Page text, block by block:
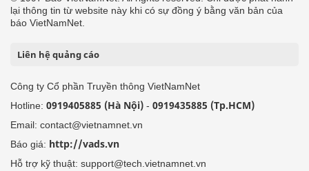
lại thông tin từ website này khi có sự đồng ý bằng văn bản của
báo VietNamNet.
Liên hệ quảng cáo
Công ty Cổ phần Truyền thông VietNamNet
Hotline: 0919405885 (Hà Nội) - 0919435885 (Tp.HCM)
Email: contact@vietnamnet.vn
Báo giá: http://vads.vn
Hỗ trợ kỹ thuật: support@tech.vietnamnet.vn